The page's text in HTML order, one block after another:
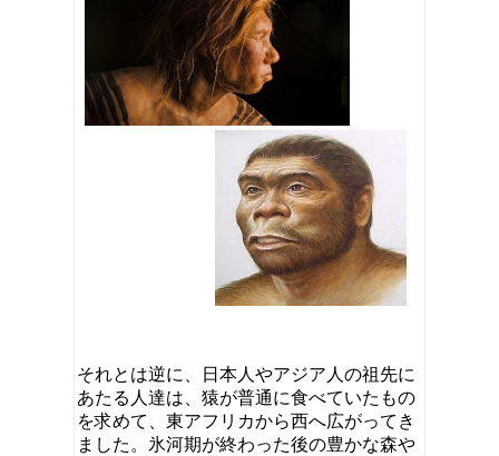
それとは逆に、日本人やアジア人の祖先に
あたる人達は、猿が普通に食べていたもの
を求めて、東アフリカから西へ広がってき
ました。氷河期が終わった後の豊かな森や